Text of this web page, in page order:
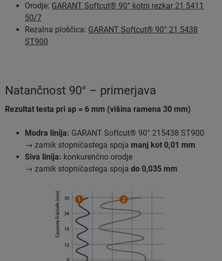
Orodje: GARANT Softcut® 90° kotni rezkar 21 5411
50/7
Rezalna ploščica: GARANT Softcut® 90° 21 5438
ST900
Natančnost 90° – primerjava
Rezultat testa pri ap = 6 mm (višina ramena 30 mm)
Modra linija: GARANT Softcut® 90° 215438 ST900
→ zamik stopničastega spoja manj kot 0,01 mm
Siva linija: konkurenčno orodje
→ zamik stopničastega spoja do 0,035 mm